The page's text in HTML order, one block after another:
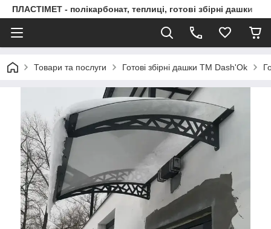
ПЛАСТІМЕТ - полікарбонат, теплиці, готові збірні дашки
Товари та послуги Готові збірні дашки ТМ Dash'Ok